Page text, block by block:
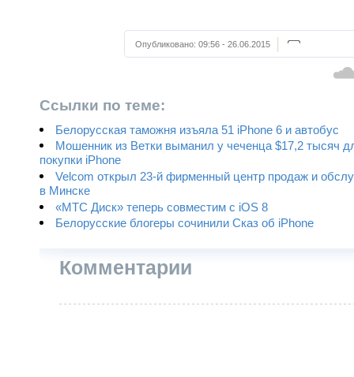
Опубликовано: 09:56 - 26.06.2015
Ссылки по теме:
Белорусская таможня изъяла 51 iPhone 6 и автобус
Мошенник из Ветки выманил у чеченца $17,2 тысяч
покупки iPhone
Velcom открыл 23-й фирменный центр продаж и
в Минске
«МТС Диск» теперь совместим с iOS 8
Белорусские блогеры сочинили Сказ об iPhone
Комментарии